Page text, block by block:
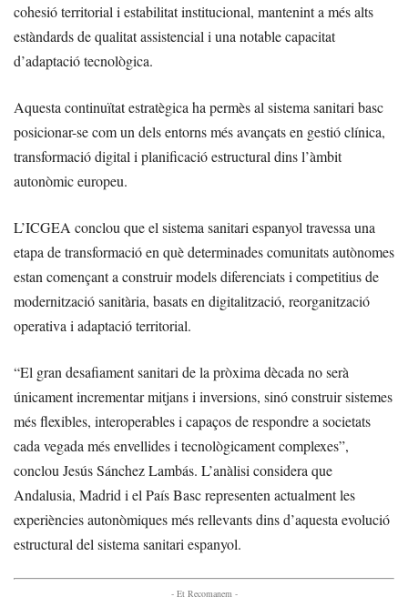
cohesió territorial i estabilitat institucional, mantenint a més alts
estàndards de qualitat assistencial i una notable capacitat
d’adaptació tecnològica.
Aquesta continuïtat estratègica ha permès al sistema sanitari basc
posicionar-se com un dels entorns més avançats en gestió clínica,
transformació digital i planificació estructural dins l’àmbit
autonòmic europeu.
L’ICGEA conclou que el sistema sanitari espanyol travessa una
etapa de transformació en què determinades comunitats autònomes
estan començant a construir models diferenciats i competitius de
modernització sanitària, basats en digitalització, reorganització
operativa i adaptació territorial.
“El gran desafiament sanitari de la pròxima dècada no serà
únicament incrementar mitjans i inversions, sinó construir sistemes
més flexibles, interoperables i capaços de respondre a societats
cada vegada més envellides i tecnològicament complexes”,
conclou Jesús Sánchez Lambás. L’anàlisi considera que
Andalusia, Madrid i el País Basc representen actualment les
experiències autonòmiques més rellevants dins d’aquesta evolució
estructural del sistema sanitari espanyol.
- Et Recomanem -